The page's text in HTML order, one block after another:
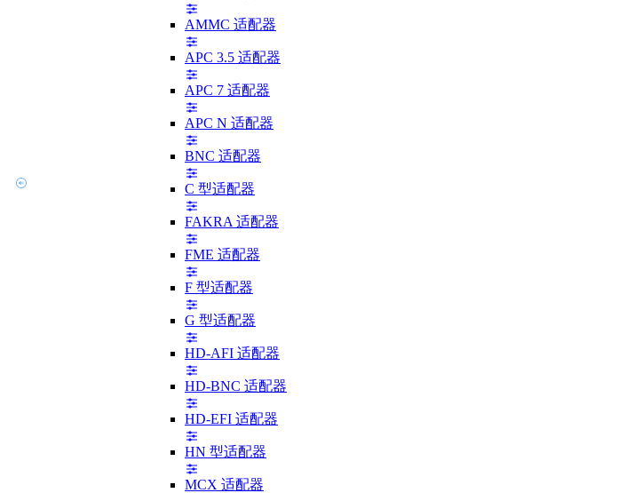
AMMC 适配器
APC 3.5 适配器
APC 7 适配器
APC N 适配器
BNC 适配器
C 型适配器
FAKRA 适配器
FME 适配器
F 型适配器
G 型适配器
HD-AFI 适配器
HD-BNC 适配器
HD-EFI 适配器
HN 型适配器
MCX 适配器